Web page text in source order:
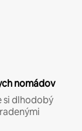
nomádov
si dlhodobý